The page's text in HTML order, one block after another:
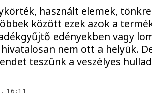
használt elemek,
között ezek azok a
edényekben vagy
nem ott a helyük.
teszünk a veszélyes
16:11